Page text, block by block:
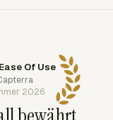
Of Use
2026